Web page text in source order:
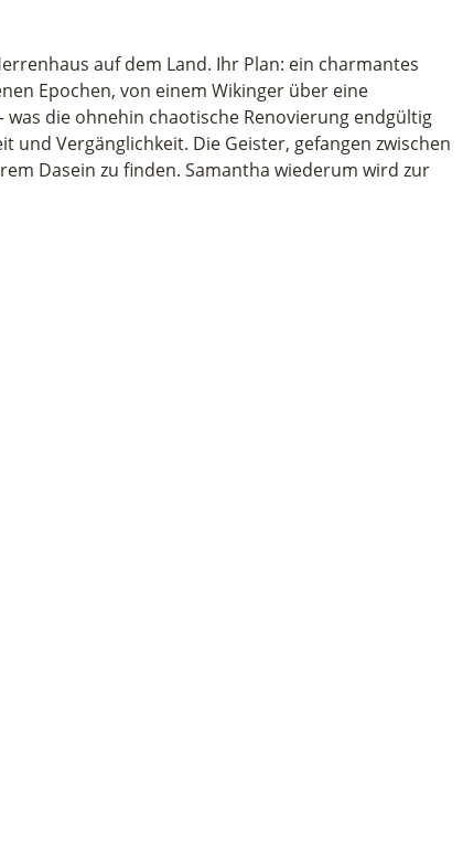
auf dem Land. Ihr Plan: ein charmantes
Epochen, von einem Wikinger über eine
was die ohnehin chaotische Renovierung endgültig
Vergänglichkeit. Die Geister, gefangen zwischen
Dasein zu finden. Samantha wiederum wird zur